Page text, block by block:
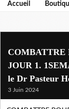
Accueil
COMBATTRE
JOUR 1.
le Dr Pasteur
3 Juin 2024